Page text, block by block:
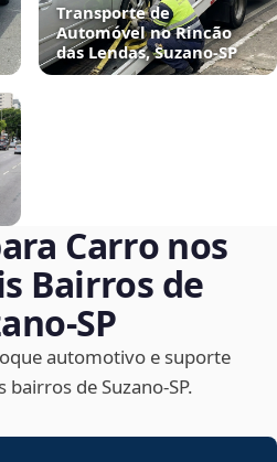
Transporte de
Automóvel no Rincão
das Lendas, Suzano‑SP
Carro nos
Bairros de
automotivo e suporte
de Suzano‑SP.